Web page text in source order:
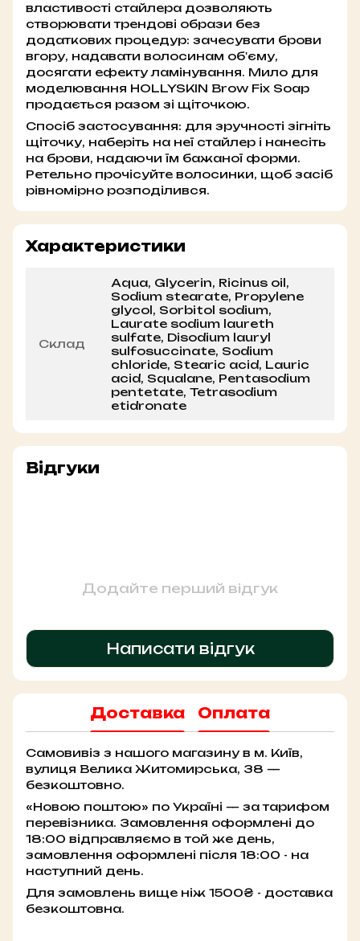
властивості стайлера дозволяють
створювати трендові образи без
додаткових процедур: зачесувати брови
вгору, надавати волосинам об'єму,
досягати ефекту ламінування. Мило для
моделювання HOLLYSKIN Brow Fix Soap
продається разом зі щіточкою.
Спосіб застосування: для зручності зігніть
щіточку, наберіть на неї стайлер і нанесіть
на брови, надаючи їм бажаної форми.
Ретельно прочісуйте волосинки, щоб засіб
рівномірно розподілився.
Характеристики
Склад
Aqua, Glycerin, Ricinus oil,
Sodium stearate, Propylene
glycol, Sorbitol sodium,
Laurate sodium laureth
sulfate, Disodium lauryl
sulfosuccinate, Sodium
chloride, Stearic acid, Lauric
acid, Squalane, Pentasodium
pentetate, Tetrasodium
etidronate
Відгуки
Додайте перший відгук
Написати відгук
Доставка Оплата
Самовивіз з нашого магазину в м. Київ,
вулиця Велика Житомирська, 38 —
безкоштовно.
«Новою поштою» по Україні — за тарифом
перевізника. Замовлення оформлені до
18:00 відправляємо в той же день,
замовлення оформлені після 18:00 - на
наступний день.
Для замовлень вище ніж 1500₴ - доставка
безкоштовна.